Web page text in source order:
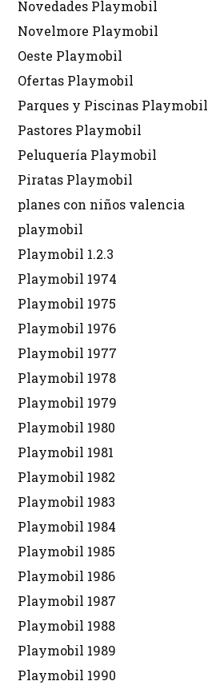
Novedades Playmobil
Novelmore Playmobil
Oeste Playmobil
Ofertas Playmobil
Parques y Piscinas Playmobil
Pastores Playmobil
Peluquería Playmobil
Piratas Playmobil
planes con niños valencia
playmobil
Playmobil 1.2.3
Playmobil 1974
Playmobil 1975
Playmobil 1976
Playmobil 1977
Playmobil 1978
Playmobil 1979
Playmobil 1980
Playmobil 1981
Playmobil 1982
Playmobil 1983
Playmobil 1984
Playmobil 1985
Playmobil 1986
Playmobil 1987
Playmobil 1988
Playmobil 1989
Playmobil 1990